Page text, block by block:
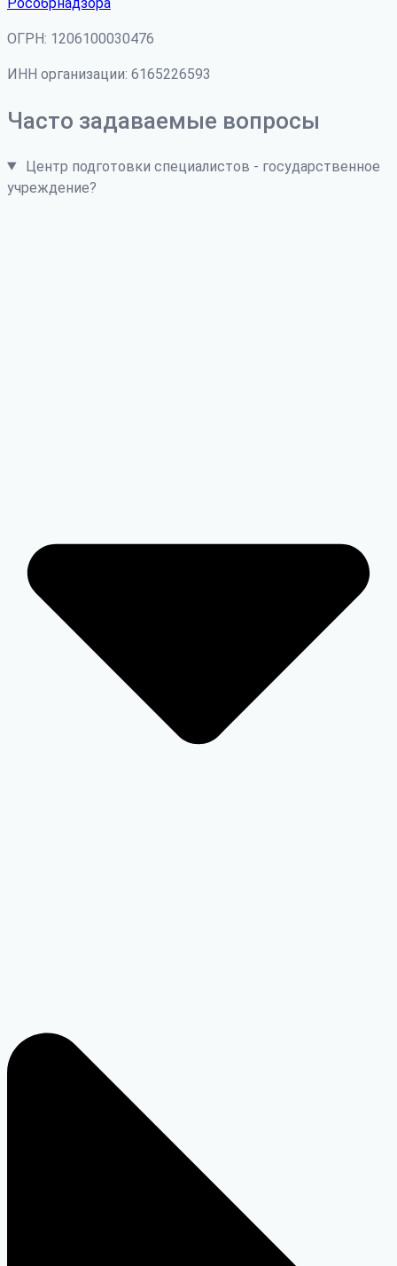
ОГРН: 1206100030476
ИНН организации: 6165226593
Часто задаваемые вопросы
Центр подготовки специалистов - государственное
учреждение?